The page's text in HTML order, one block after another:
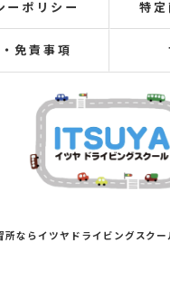
ーポリシー 特定
免責事項
ならイツヤドライビングスク